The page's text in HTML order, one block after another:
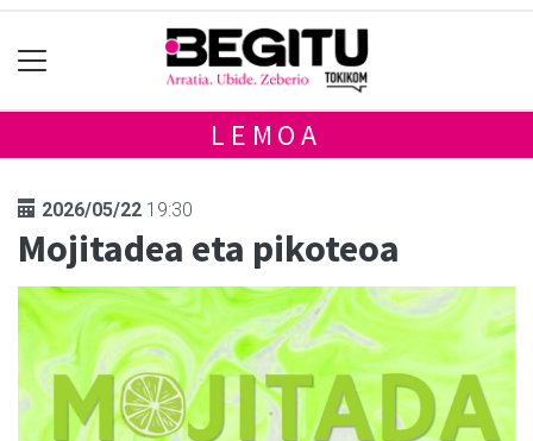
LEMOA
2026/05/22 19:30
Mojitadea eta pikoteoa